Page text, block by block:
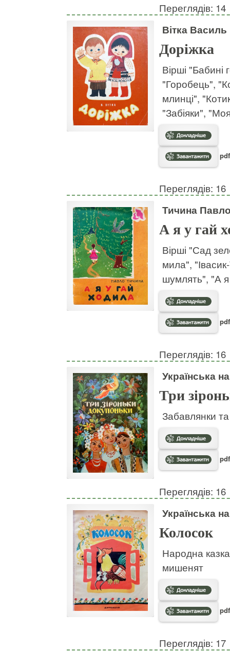
Переглядів: 14
Вітка Василь
Доріжка
Вірші
"Горобець",
млинці",
"Забіяки",
Переглядів: 16
Тичина
А я у гай
Вірші "Сад
мила",
шумлять", "А
Переглядів: 16
Українська
Три
Забавлянки
Переглядів: 16
Українська
Колосок
Народна
мишенят
Переглядів: 17